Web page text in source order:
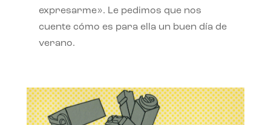
expresarme». Le pedimos que nos
cuente cómo es para ella un buen día de
verano.